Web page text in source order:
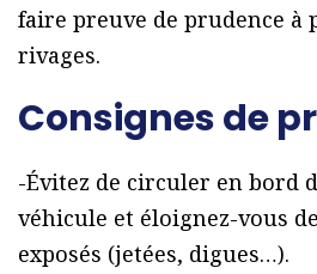
faire preuve de prudence à
rivages.
Consignes de
-Évitez de circuler en bord
véhicule et éloignez-vous
exposés (jetées, digues…).